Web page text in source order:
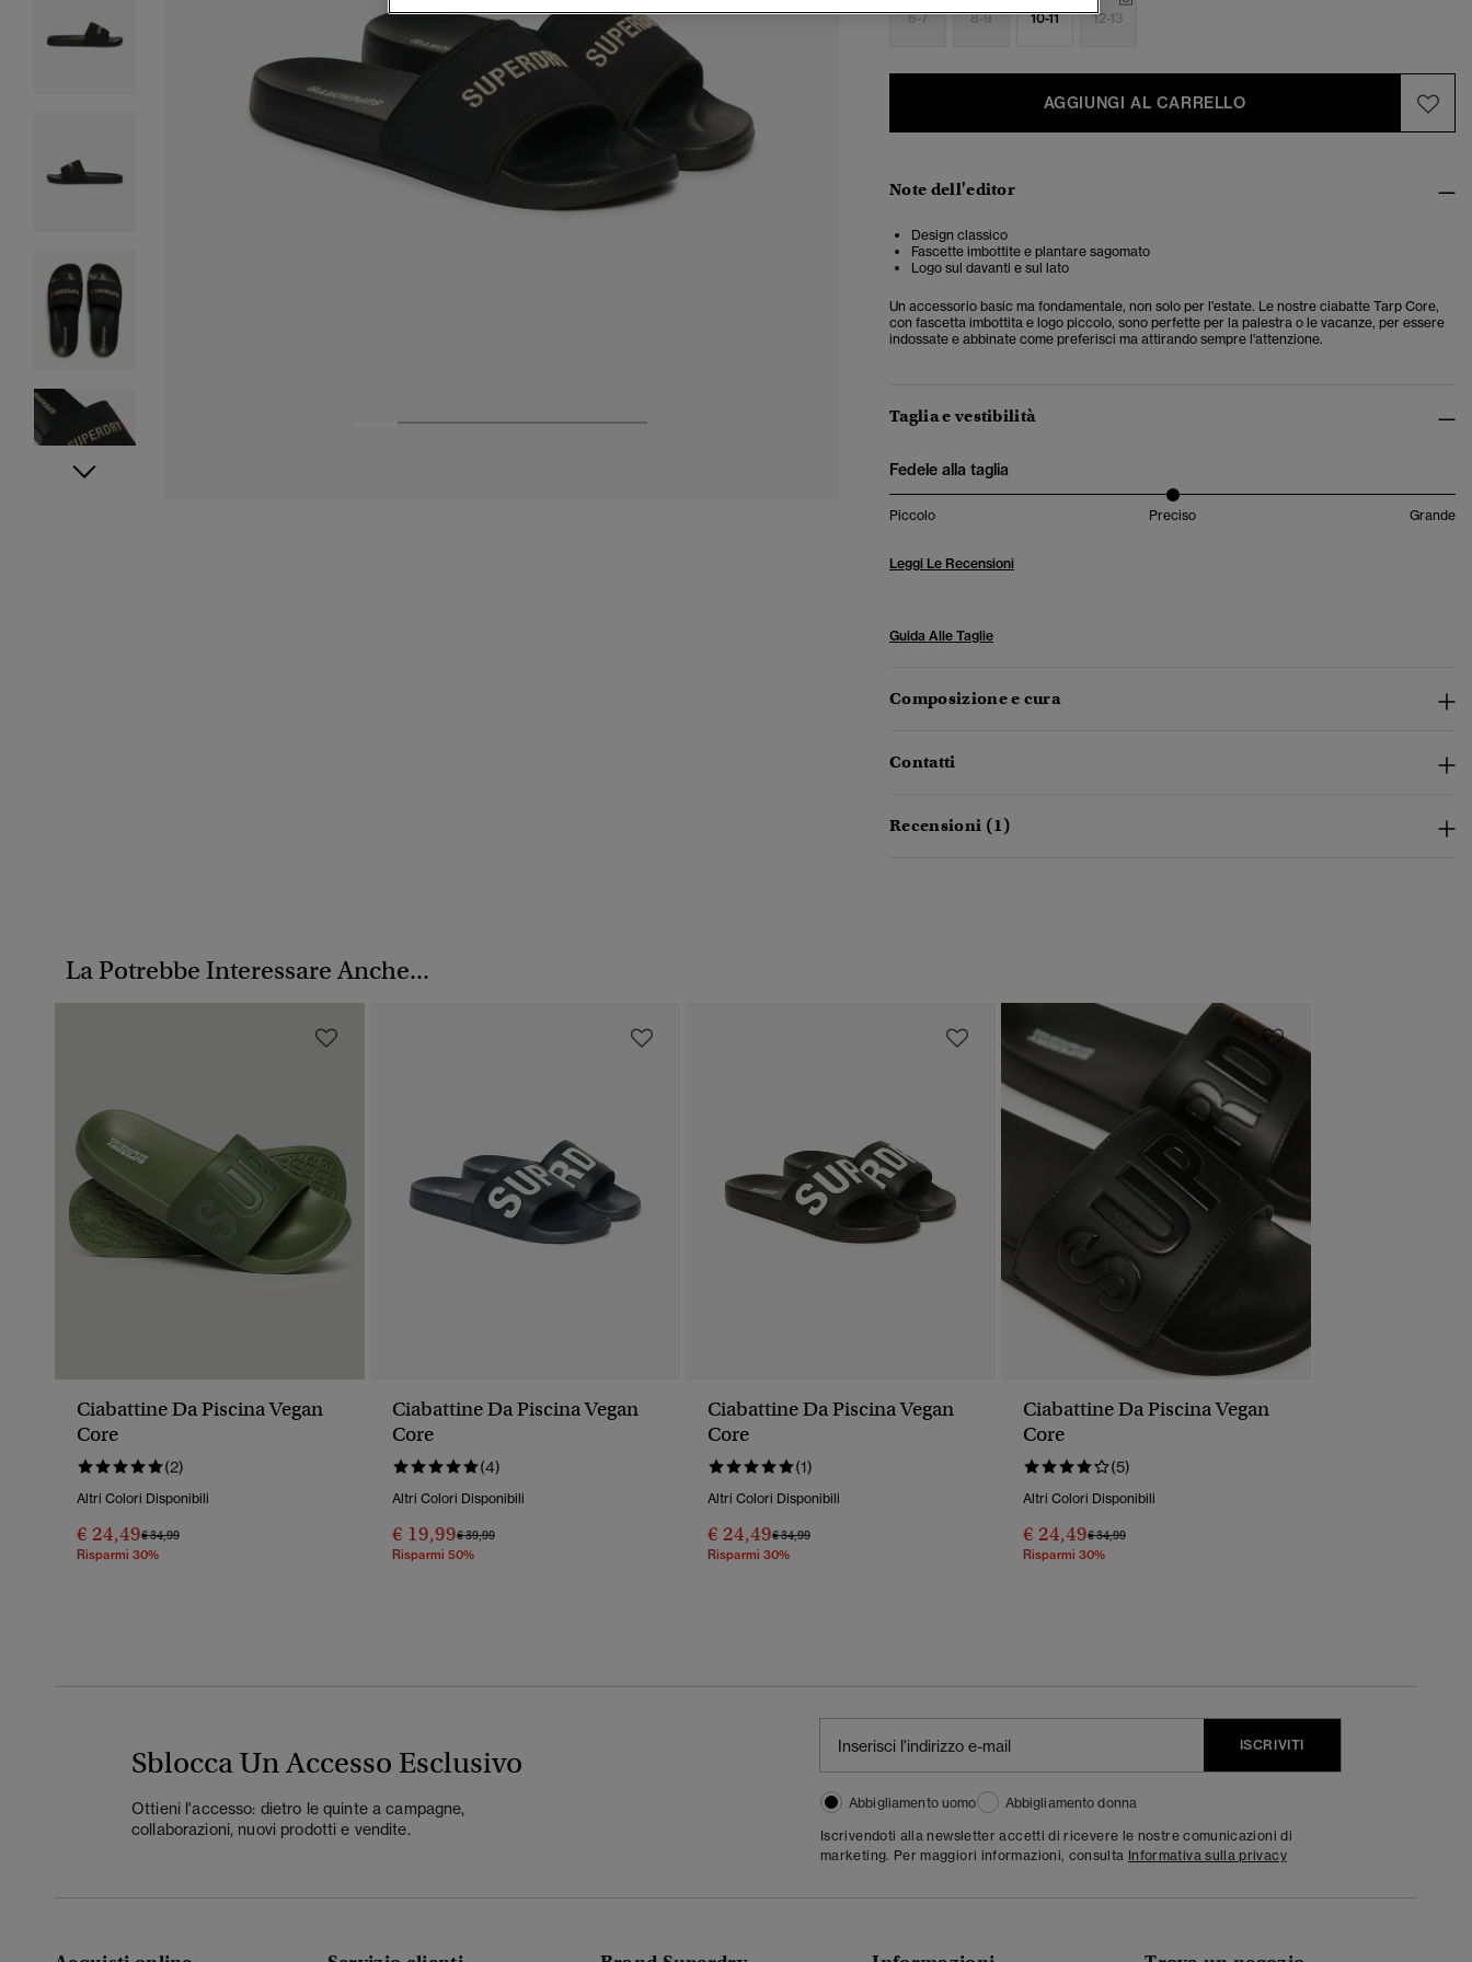
6-7 8-9 10-11 12-13
AGGIUNGI AL CARRELLO
Note dell'editor
Design classico
Fascette imbottite e plantare sagomato
Logo sul davanti e sul lato
Un accessorio basic ma fondamentale, non solo per l'estate. Le nostre ciabatte Tarp Core,
con fascetta imbottita e logo piccolo, sono perfette per la palestra o le vacanze, per essere
indossate e abbinate come preferisci ma attirando sempre l'attenzione.
Taglia e vestibilità
Fedele alla taglia
Piccolo Preciso Grande
Leggi Le Recensioni
Guida Alle Taglie
Composizione e cura
Contatti
Recensioni (1)
La Potrebbe Interessare Anche...
Ciabattine Da Piscina Vegan
Core
(2)
Altri Colori Disponibili
€ 24,49Prezzo Ridotto Da
€ 34,99A
Risparmi 30%
Ciabattine Da Piscina Vegan
Core
(4)
Altri Colori Disponibili
€ 19,99Prezzo Ridotto Da
€ 39,99A
Risparmi 50%
Ciabattine Da Piscina Vegan
Core
(1)
Altri Colori Disponibili
€ 24,49Prezzo Ridotto Da
€ 34,99A
Risparmi 30%
Ciabattine Da Piscina Vegan
Core
(5)
Altri Colori Disponibili
€ 24,49Prezzo Ridotto Da
€ 34,99A
Risparmi 30%
Sblocca Un Accesso Esclusivo
Ottieni l'accesso: dietro le quinte a campagne,
collaborazioni, nuovi prodotti e vendite.
ISCRIVITI
Abbigliamento uomo
Abbigliamento donna
Iscrivendoti alla newsletter accetti di ricevere le nostre comunicazioni di
marketing. Per maggiori informazioni, consulta Informativa sulla privacy